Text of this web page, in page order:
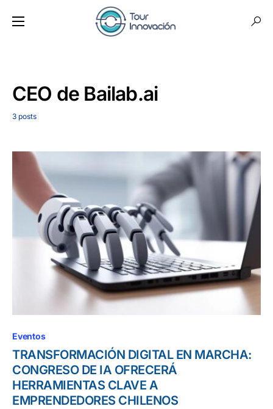
CEO de Bailab.ai
3 posts
Eventos
TRANSFORMACIÓN DIGITAL EN MARCHA:
CONGRESO DE IA OFRECERÁ
HERRAMIENTAS CLAVE A
EMPRENDEDORES CHILENOS